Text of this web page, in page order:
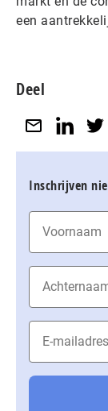
een
Deel
Inschrijven